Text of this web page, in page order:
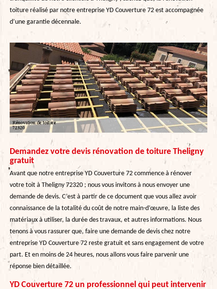
toiture réalisé par notre entreprise YD Couverture 72 est accompagnée
d’une garantie décennale.
Demandez votre devis rénovation de toiture Theligny
gratuit
Avant que notre entreprise YD Couverture 72 commence à rénover
votre toit à Theligny 72320 ; nous vous invitons à nous envoyer une
demande de devis. C’est à partir de ce document que vous allez avoir
connaissance de la totalité du coût de notre main-d’œuvre, la liste des
matériaux à utiliser, la durée des travaux, et autres informations. Nous
tenons à vous rassurer que, faire une demande de devis chez notre
entreprise YD Couverture 72 reste gratuit et sans engagement de votre
part. Et en moins de 24 heures, nous allons vous faire parvenir une
réponse bien détaillée.
YD Couverture 72 un professionnel qui peut intervenir